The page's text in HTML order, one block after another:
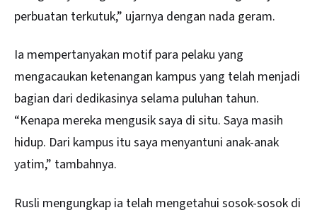
perbuatan terkutuk,” ujarnya dengan nada geram.
Ia mempertanyakan motif para pelaku yang
mengacaukan ketenangan kampus yang telah menjadi
bagian dari dedikasinya selama puluhan tahun.
“Kenapa mereka mengusik saya di situ. Saya masih
hidup. Dari kampus itu saya menyantuni anak-anak
yatim,” tambahnya.
Rusli mengungkap ia telah mengetahui sosok-sosok di